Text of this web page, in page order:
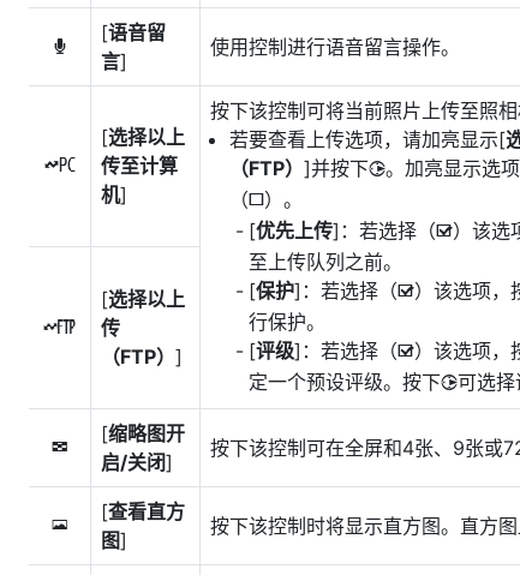
b
[语音留
言]
使用控制进行语音留言操作。
K
[选择以上
传至计算
机]
按下该控制可将当前照片上传至照
若要查看上传选项，请加亮显示[
（FTP） ]并按下2。加亮显示选
（U）。
[优先上传]：若选择（M）该选
至上传队列之前。
[保护]：若选择（M）该选项，
行保护。
[评级]：若选择（M）该选项，
定一个预设评级。按下2可选择
N
[选择以上
传
（FTP） ]
n
[缩略图开
启/关闭]
按下该控制可在全屏和4张、9张或
o
[查看直方
图]
按下该控制时将显示直方图。直方